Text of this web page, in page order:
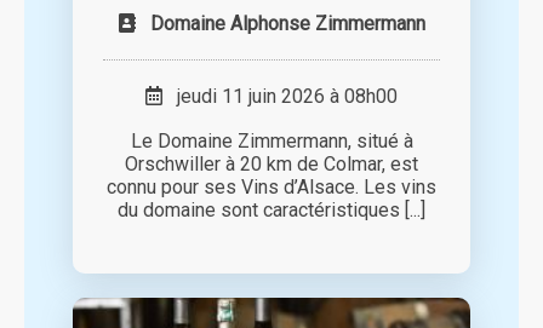
Domaine Alphonse Zimmermann
jeudi 11 juin 2026 à 08h00
Le Domaine Zimmermann, situé à
Orschwiller à 20 km de Colmar, est
connu pour ses Vins d’Alsace. Les vins
du domaine sont caractéristiques [...]